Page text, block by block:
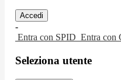
-
Entra con SPID Entra con
Seleziona utente